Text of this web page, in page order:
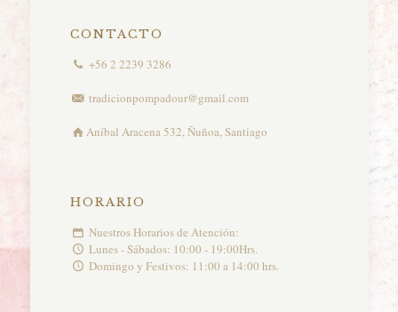
CONTACTO
+56 2 2239 3286
tradicionpompadour@gmail.com
Aníbal Aracena 532, Ñuñoa, Santiago
HORARIO
Nuestros Horarios de Atención:
Lunes - Sábados: 10:00 - 19:00Hrs.
Domingo y Festivos: 11:00 a 14:00 hrs.